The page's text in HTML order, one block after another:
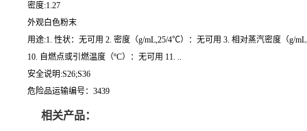
密度:1.27
外观白色粉末
用途:1. 性状：无可用 2. 密度（g/mL,25/4℃）：无可用 3. 相对蒸汽密度（g/
10. 自燃点或引燃温度（ºC）：无可用 11. ..
安全说明:S26;S36
危险品运输编号：3439
相关产品：